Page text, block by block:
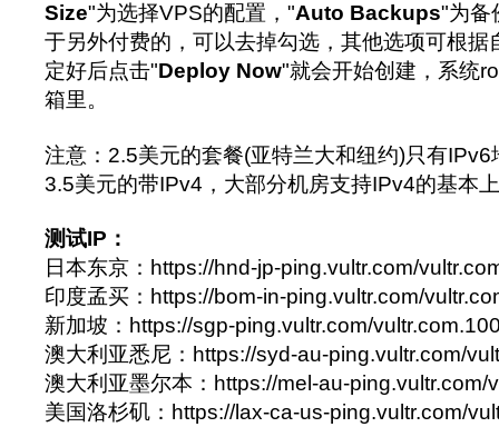
Size"为选择VPS的配置，"Auto Backups"为备
于另外付费的，可以去掉勾选，其他选项可根据
定好后点击"Deploy Now"就会开始创建，系统
箱里。
注意：2.5美元的套餐(亚特兰大和纽约)只有
3.5美元的带IPv4，大部分机房支持IPv4的基本
测试IP：
日本东京：https://hnd-jp-ping.vultr.com/
印度孟买：https://bom-in-ping.vultr.com/
新加坡：https://sgp-ping.vultr.com/
澳大利亚悉尼：https://syd-au-ping.vultr.com/
澳大利亚墨尔本：https://mel-au-ping.vultr.com/
美国洛杉矶：https://lax-ca-us-ping.vultr.com/